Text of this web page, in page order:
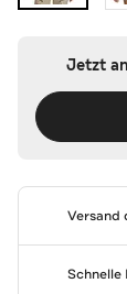
Jetzt
Versand
Schnelle